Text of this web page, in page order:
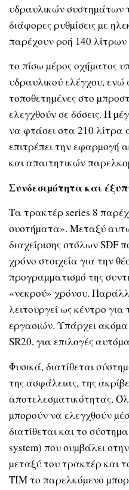
υδραυλικών συστηµάτων
διάφορες ρυθµίσεις µε
παρέχουν ροή 140
το πίσω µέρος οχήµατος
υδραυλικού ελέγχου, ενώ
τοποθετηµένες στο
ελεγχθούν σε δόσεις. Η
να φτάσει στα 210 λίτρα
επιτρέπει την εφαρµογή
και απαιτητικών
Συνδεσιµότητα και
Τα τρακτέρ series 8
συστήµατα». Μεταξύ
διαχείρισης στόλων SDF
χρόνο στοιχεία για την
προγραµµατισµό της
«νεκρού» χρόνου.
λειτουργεί ως κέντρο
εργασιών. Υπάρχει ακόµα
SR20, για επιλογές
Φυσικά, διατίθεται
της ασφάλειας, της
αποτελεσµατικότητας.
µπορούν να ελεγχθούν
διατίθεται και το
system) που συµβάλει
µεταξύ του τρακτέρ και
TIM το παρελκόµενο